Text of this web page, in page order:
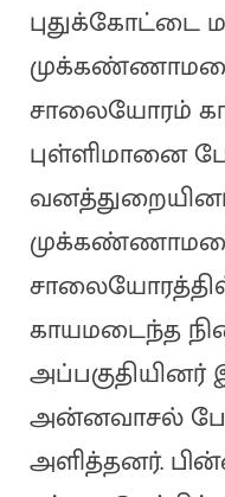
புதுக்கோட்டை
சாலையோரம்
புள்ளிமானை
காயமடைந்த
அப்பகுதியினர்
அன்னவாசல்
அளித்தனர்.